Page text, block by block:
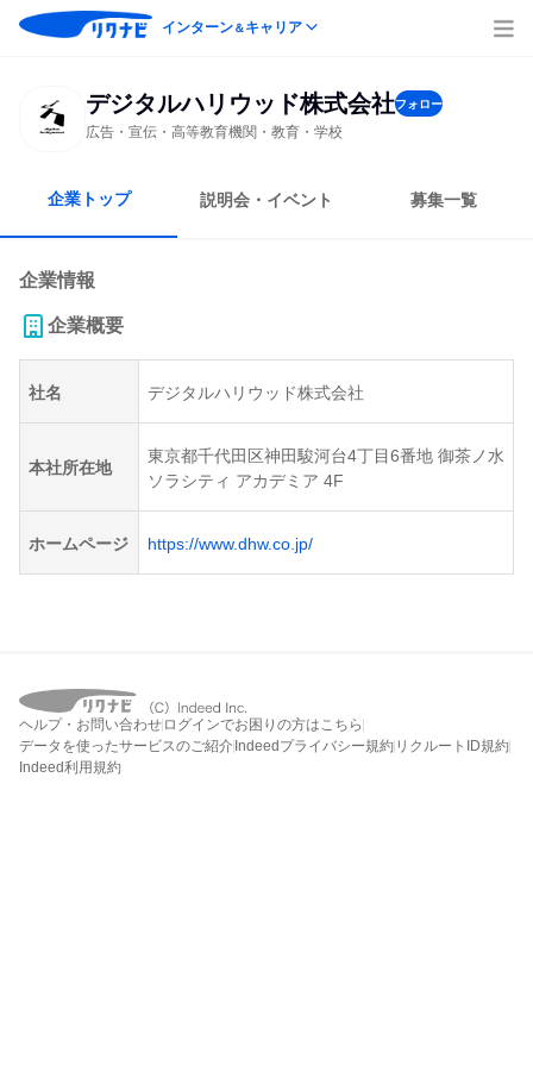
インターン＆キャリア
デジタルハリウッド株式会社フォロー
広告・宣伝・高等教育機関・教育・学校
企業トップ 説明会・イベント 募集一覧
企業情報
企業概要
社名 デジタルハリウッド株式会社
本社所在地
東京都千代田区神田駿河台4丁目6番地 御茶ノ水
ソラシティ アカデミア 4F
ホームページ https://www.dhw.co.jp/
ヘルプ・お問い合わせ ログインでお困りの方はこちら
データを使ったサービスのご紹介 Indeedプライバシー規約 リクルートID規約
Indeed利用規約